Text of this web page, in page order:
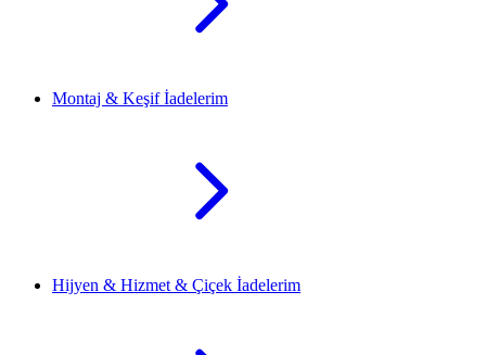
Montaj & Keşif İadelerim
Hijyen & Hizmet & Çiçek İadelerim